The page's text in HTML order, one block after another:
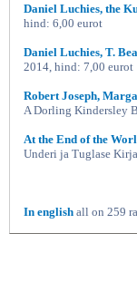
Daniel Luchies, the
hind: 6,00 eurot
Daniel Luchies, T.
2014, hind: 7,00 eurot
Robert Joseph,
A Dorling Kindersley
At the End of the
Underi ja Tuglase
In english all on 259